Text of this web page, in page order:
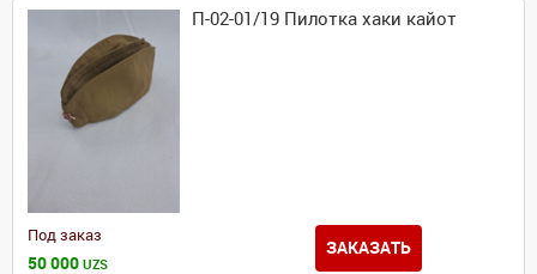
П-02-01/19 Пилотка хаки кайот
Под заказ
50 000 UZS
ЗАКАЗАТЬ